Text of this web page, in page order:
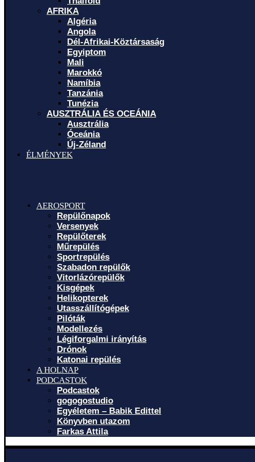
AFRIKA
Algéria
Angola
Dél-Afrikai-Köztársaság
Egyiptom
Mali
Marokkó
Namíbia
Tanzánia
Tunézia
AUSZTRÁLIA ÉS OCEÁNIA
Ausztrália
Óceánia
Új-Zéland
ÉLMÉNYEK
AEROSPORT
Repülőnapok
Versenyek
Repülőterek
Műrepülés
Sportrepülés
Szabadon repülők
Vitorlázórepülők
Kisgépek
Helikopterek
Utasszállítógépek
Pilóták
Modellezés
Légiforgalmi irányítás
Drónok
Katonai repülés
A HOLNAP
PODCASTOK
Podcastok
gogogostudio
Egyéletem – Babik Edittel
Könyvben utazom
Farkas Attila